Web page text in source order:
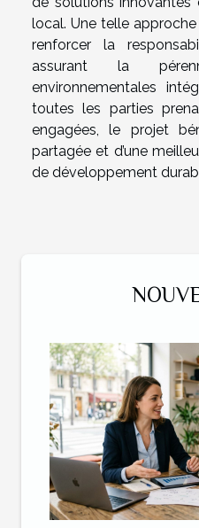
local. Une telle
renforcer la
assurant la
environnementales
toutes les parties
engagées, le projet
partagée et d’une
de développement